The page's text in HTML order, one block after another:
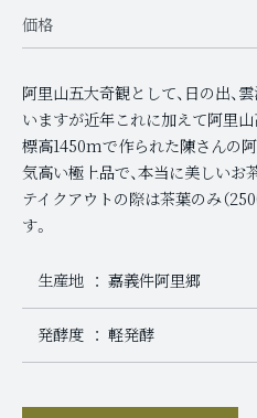
価格
阿里山五大奇観として、日の出、
いますが近年これに加えて阿里
標高1450mで作られた陳さんの
気高い極上品で、本当に美しいお
テイクアウトの際は茶葉のみ（
す。
生産地 嘉義件阿里郷
発酵度 軽発酵